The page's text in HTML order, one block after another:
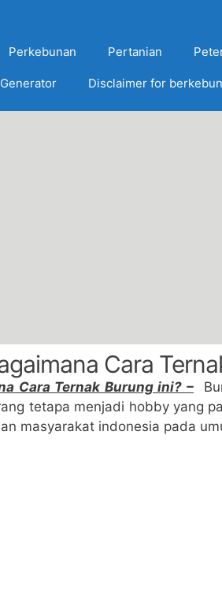
Perkebunan Pertanian
Disclaimer for
Cara
Cara Ternak Burung ini? –
tetapa menjadi hobby yang
masyarakat indonesia pada